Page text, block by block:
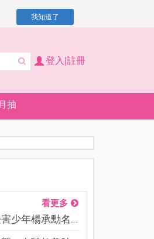
我知道了
登入|註冊
抽
看更多
少年楊承勳名...